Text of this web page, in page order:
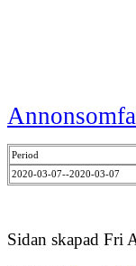
Period
2020-03-07--2020-03-07
Sidan skapad Fri